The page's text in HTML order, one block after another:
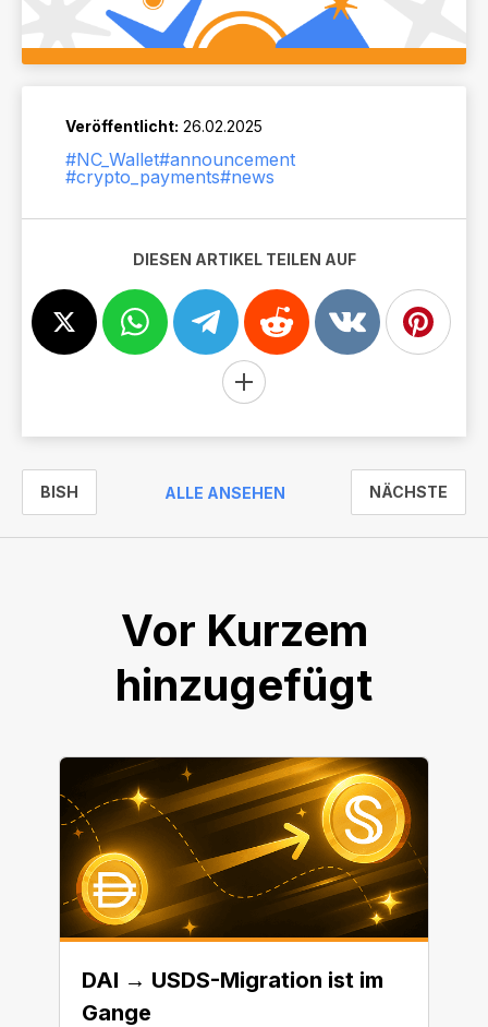
Veröffentlicht: 26.02.2025
#NC_Wallet#announcement
#crypto_payments#news
DIESEN ARTIKEL TEILEN AUF
BISH ALLE ANSEHEN NÄCHSTE
Vor Kurzem
hinzugefügt
DAI → USDS-Migration ist im
Gange